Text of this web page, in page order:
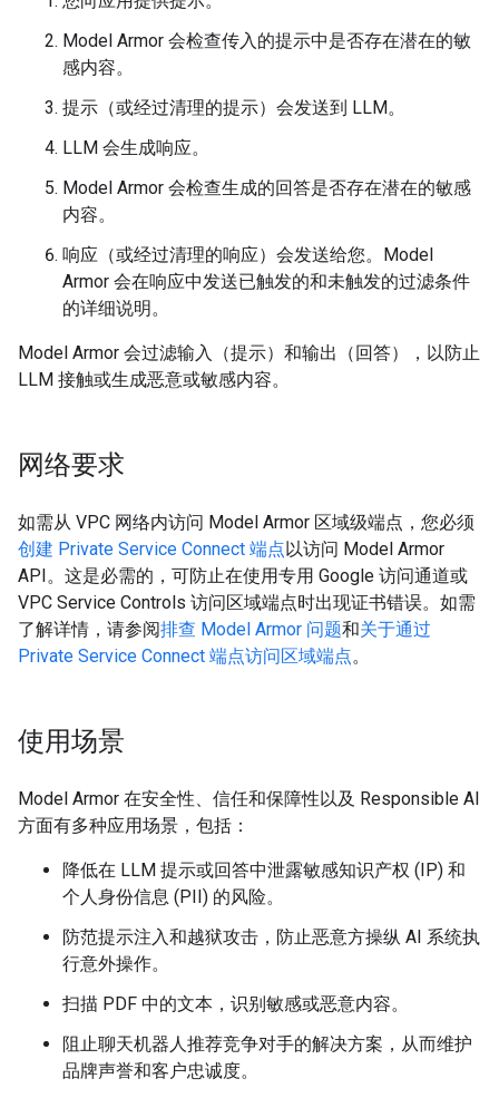
Model Armor 会检查传入的提示中是否存在潜在的敏
感内容。
提示（或经过清理的提示）会发送到 LLM。
LLM 会生成响应。
Model Armor 会检查生成的回答是否存在潜在的敏感
内容。
响应（或经过清理的响应）会发送给您。Model
Armor 会在响应中发送已触发的和未触发的过滤条件
的详细说明。
Model Armor 会过滤输入（提示）和输出（回答），以防止
LLM 接触或生成恶意或敏感内容。
网络要求
如需从 VPC 网络内访问 Model Armor 区域级端点，您必须
创建 Private Service Connect 端点以访问 Model Armor
API。这是必需的，可防止在使用专用 Google 访问通道或
VPC Service Controls 访问区域端点时出现证书错误。如需
了解详情，请参阅排查 Model Armor 问题和关于通过
Private Service Connect 端点访问区域端点。
使用场景
Model Armor 在安全性、信任和保障性以及 Responsible AI
方面有多种应用场景，包括：
降低在 LLM 提示或回答中泄露敏感知识产权 (IP) 和
个人身份信息 (PII) 的风险。
防范提示注入和越狱攻击，防止恶意方操纵 AI 系统执
行意外操作。
扫描 PDF 中的文本，识别敏感或恶意内容。
阻止聊天机器人推荐竞争对手的解决方案，从而维护
品牌声誉和客户忠诚度。